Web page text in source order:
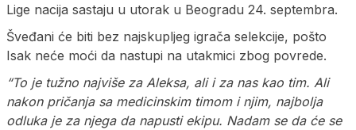
Lige nacija sastaju u utorak u Beogradu 24. septembra.
Šveđani će biti bez najskupljeg igrača selekcije, pošto
Isak neće moći da nastupi na utakmici zbog povrede.
“To je tužno najviše za Aleksa, ali i za nas kao tim. Ali
nakon pričanja sa medicinskim timom i njim, najbolja
odluka je za njega da napusti ekipu. Nadam se da će se